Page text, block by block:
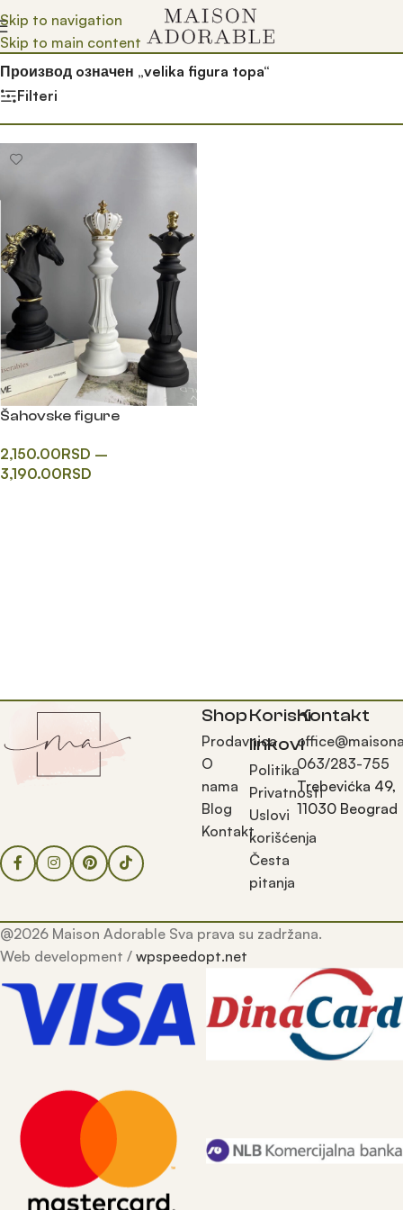
Skip to navigation
Skip to main content
Почетна/Prodavnica/
Производ oзначен „velika figura topa“
Filteri
Šahovske figure
2,150.00RSD –
3,190.00RSD
Shop
Prodavnica
O
nama
Blog
Kontakt
Korisni
linkovi
Politika
Privatnosti
Uslovi
korišćenja
Česta
pitanja
Kontakt
063/283-755
Trebevićka 49,
11030 Beograd
@2026 Maison Adorable Sva prava su zadržana.
Web development / wpspeedopt.net